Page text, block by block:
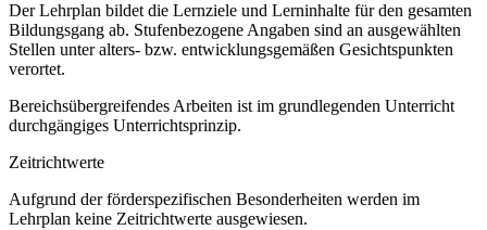
Der Lehrplan bildet die Lernziele und Lerninhalte für den gesamten
Bildungsgang ab. Stufenbezogene Angaben sind an ausgewählten
Stellen unter alters- bzw. entwicklungsgemäßen Gesichtspunkten
verortet.
Bereichsübergreifendes Arbeiten ist im grundlegenden Unterricht
durchgängiges Unterrichtsprinzip.
Zeitrichtwerte
Aufgrund der förderspezifischen Besonderheiten werden im
Lehrplan keine Zeitrichtwerte ausgewiesen.